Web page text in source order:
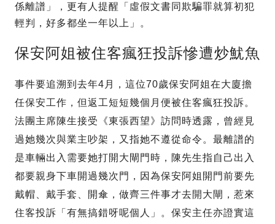
係離譜」，更有人提醒「虛假文書同欺騙罪就算初犯
輕判，好多都坐一年以上」。
保安阿姐被住客瘋狂投訴慘遭炒魷魚
事件要追溯到去年4月，這位70歲保安阿姐在大廈擔
任保安工作，但返工短短幾個月便被住客瘋狂投訴。
法團主席陳生接受《東張西望》訪問時透露，曾經見
過她幾次與業主吵架，又指她不遵從命令。最離譜的
是車輛出入需要她打開大閘門時，陳先生指自己出入
都要親身下車開過幾次門，因為保安阿姐開門前要先
戴帽、戴手套、開傘，做齊三件事才去開大閘，惹來
住客投訴「有無搞錯呀呢個人」。保安主任亦證實這